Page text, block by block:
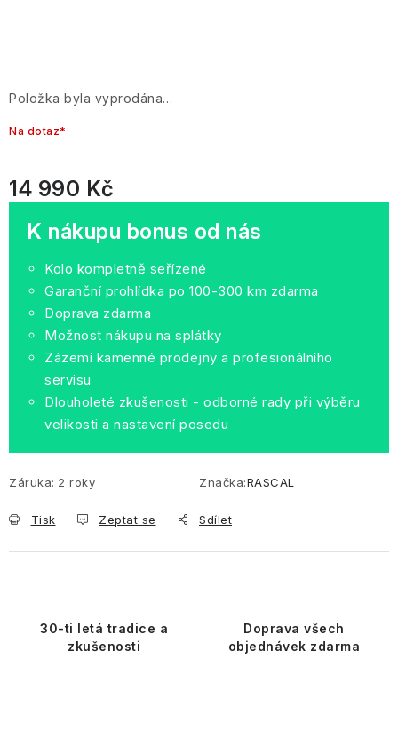
Položka byla vyprodána…
Na dotaz*
14 990 Kč
K nákupu bonus od nás
Kolo kompletně seřízené
Garanční prohlídka po 100-300 km zdarma
Doprava zdarma
Možnost nákupu na splátky
Zázemí kamenné prodejny a profesionálního
servisu
Dlouholeté zkušenosti - odborné rady při výběru
velikosti a nastavení posedu
Záruka: 2 roky Značka:RASCAL
Tisk Zeptat se Sdílet
30-ti letá tradice a
zkušenosti
Doprava všech
objednávek zdarma